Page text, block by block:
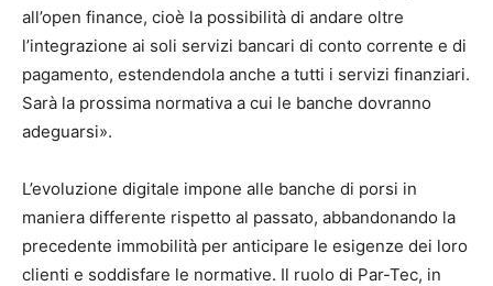
all’open finance, cioè la possibilità di andare oltre
l’integrazione ai soli servizi bancari di conto corrente e di
pagamento, estendendola anche a tutti i servizi finanziari.
Sarà la prossima normativa a cui le banche dovranno
adeguarsi».
L’evoluzione digitale impone alle banche di porsi in
maniera differente rispetto al passato, abbandonando la
precedente immobilità per anticipare le esigenze dei loro
clienti e soddisfare le normative. Il ruolo di Par-Tec, in